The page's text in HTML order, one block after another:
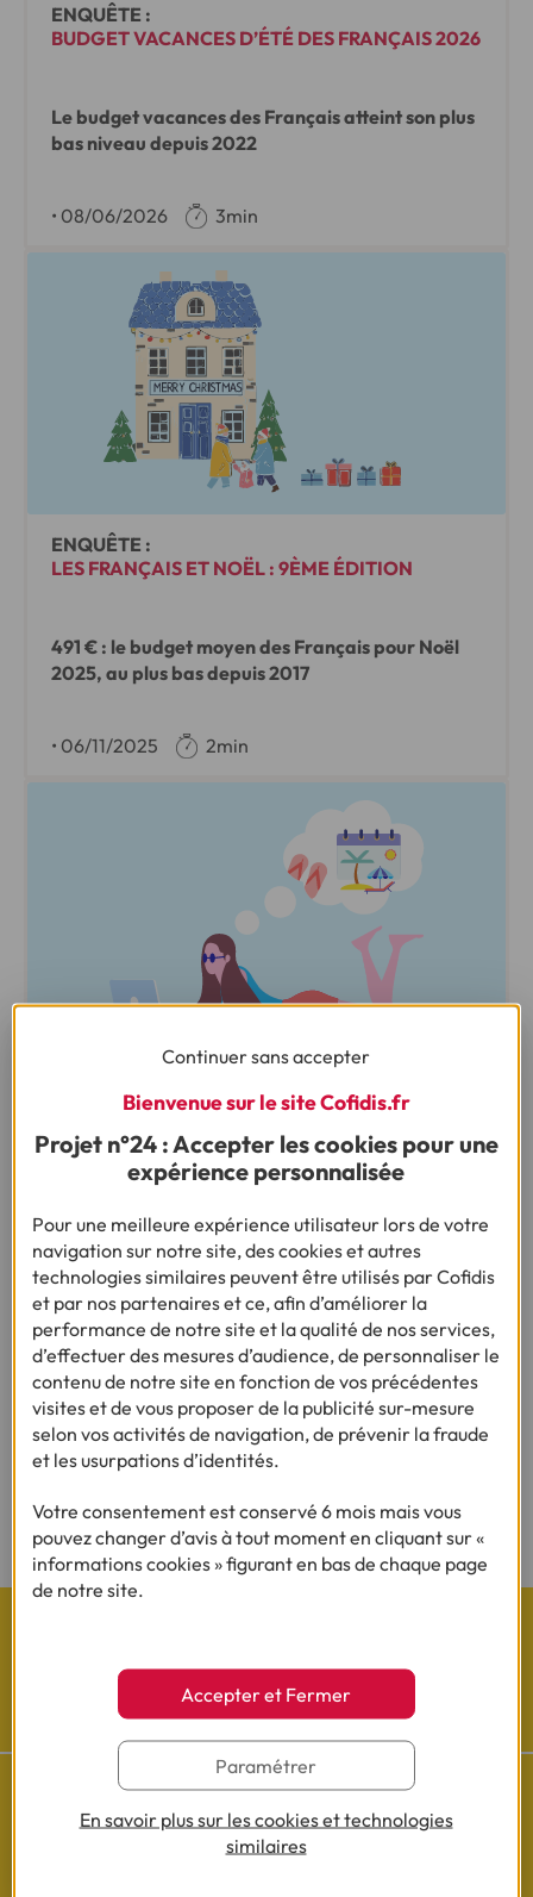
ENQUÊTE :
BUDGET VACANCES D’ÉTÉ DES FRANÇAIS 2026
Le budget vacances des Français atteint son plus
bas niveau depuis 2022
• 08/06/2026 3min
ENQUÊTE :
LES FRANÇAIS ET NOËL : 9ÈME ÉDITION
491 € : le budget moyen des Français pour Noël
2025, au plus bas depuis 2017
• 06/11/2025 2min
BUDGET VACANCES D’ÉTÉ DES FRANÇAIS 2025
Faute de moyens, 1 Français sur 2 renonce à
•11/06/2025 2min
Rejoignez notre Espace Presse :
Consulter
Les actualités Cofidis
Besoin d'aide ?
Continuer sans accepter
Bienvenue sur le site Cofidis.fr
Projet n°24 : Accepter les cookies pour une
expérience personnalisée
Pour une meilleure expérience utilisateur lors de votre
navigation sur notre site, des cookies et autres
technologies similaires peuvent être utilisés par Cofidis
et par nos partenaires et ce, afin d’améliorer la
performance de notre site et la qualité de nos services,
d’effectuer des mesures d’audience, de personnaliser le
contenu de notre site en fonction de vos précédentes
visites et de vous proposer de la publicité sur-mesure
selon vos activités de navigation, de prévenir la fraude
et les usurpations d’identités.
Votre consentement est conservé 6 mois mais vous
pouvez changer d’avis à tout moment en cliquant sur «
informations cookies » figurant en bas de chaque page
de notre site.
Accepter et Fermer
Paramétrer
En savoir plus sur les cookies et technologies
similaires